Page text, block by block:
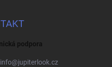
podpora
info@jupiterlook.cz